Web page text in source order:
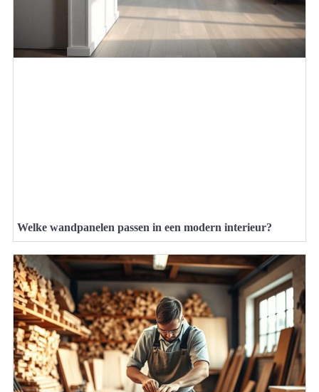
Welke wandpanelen passen in een modern interieur?